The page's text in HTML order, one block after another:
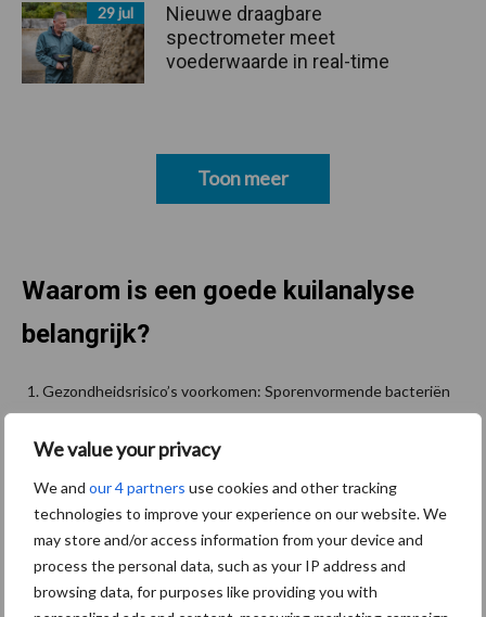
We value your privacy
We and our 4 partners use cookies and other tracking
technologies to improve your experience on our website. We
may store and/or access information from your device and
process the personal data, such as your IP address and
browsing data, for purposes like providing you with
29 jul
Nieuwe draagbare
spectrometer meet
voederwaarde in real-time
Toon meer
Waarom is een goede kuilanalyse
belangrijk?
Gezondheidsrisico’s voorkomen: Sporenvormende bacteriën
zoals boterzuurbacteriën kunnen via contaminatie (grond of
mest) in de melk terechtkomen en leiden tot kwaliteitsschade.
Efficiënt rantsoenmanagement: Met accurate data kunt u
bepalen of de kuil voldoende geconserveerd is en met welk
aandeel in het rantsoen u kunt voeren zonder risico.